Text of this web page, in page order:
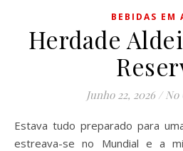
BEBIDAS EM
Herdade
Junho 22, 2026 / No
Estava tudo preparado para uma grande festa: Portugal
estreava-se no Mundial e a